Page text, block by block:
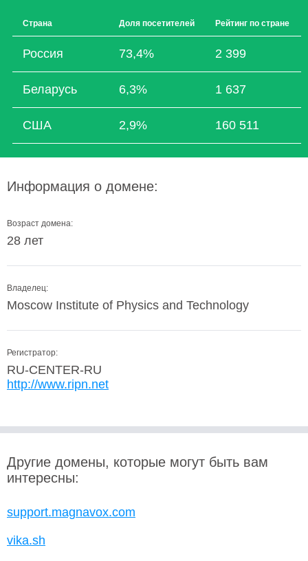
Страна Доля посетителей Рейтинг по стране
Россия 73,4% 2 399
Беларусь 6,3% 1 637
США 2,9% 160 511
Информация о домене:
Возраст домена:
28 лет
Владелец:
Moscow Institute of Physics and Technology
Регистратор:
RU-CENTER-RU
http://www.ripn.net
Другие домены, которые могут быть вам
интересны:
support.magnavox.com
vika.sh